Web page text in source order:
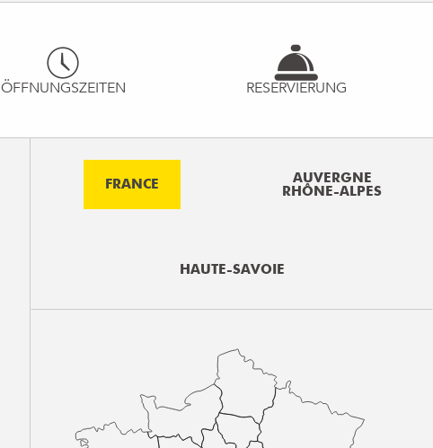
ÖFFNUNGSZEITEN RESERVIERUNG
FRANCE
AUVERGNE
RHÔNE-ALPES
HAUTE-SAVOIE